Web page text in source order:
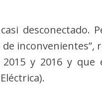
desconectado.
inconvenientes”,
2015 y 2016 y